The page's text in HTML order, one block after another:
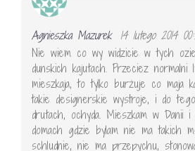
Agnieszka Mazurek
14 lutego 2014
Nie wiem co wy widzicie w tych
dunskich kajutach. Przeciez normalni
mieszkaja, to tylko burżuje co maja
takie designerskie wystroje, i do
drutach, ochyda. Mieszkam w Danii
domach gdzie bylam nie ma takich
schludnie, nie ma przepychu,